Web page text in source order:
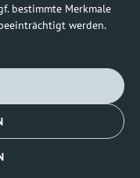
bestimmte Merkmale
werden.
Cookie-Richtlinie (EU)